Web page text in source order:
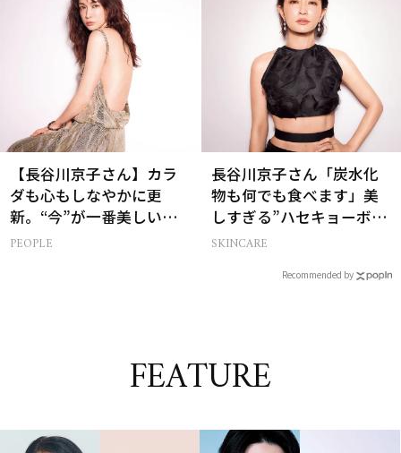
【長谷川京子さん】カラ
ダも心もしなやかに更
新。“今”が一番美しい
［特別画像集］
PEOPLE
長谷川京子さん「炭水化
物も何でも食べます」美
しすぎる”ハセキョーボデ
ィ”を作る秘訣
SKINCARE
Recommended by
FEATURE